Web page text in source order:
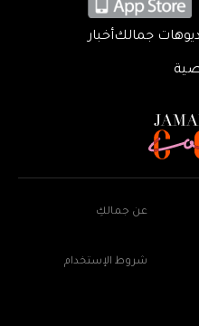
جمالكأخبار
عن جمالكِ
شروط الإستخدام